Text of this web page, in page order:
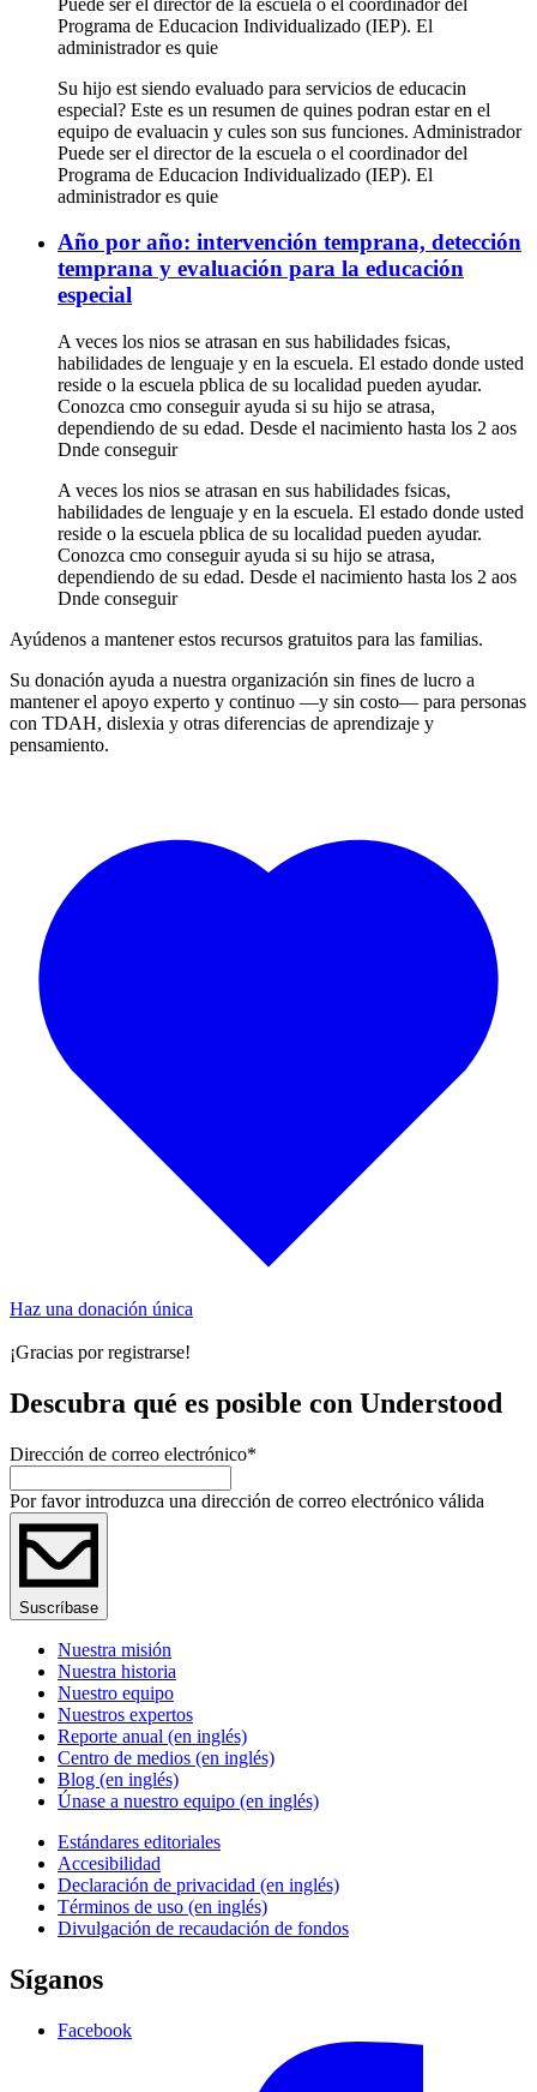
Programa de Educacion Individualizado (IEP). El
administrador es quie
Su hijo est siendo evaluado para servicios de educacin
especial? Este es un resumen de quines podran estar en el
equipo de evaluacin y cules son sus funciones. Administrador
Puede ser el director de la escuela o el coordinador del
Programa de Educacion Individualizado (IEP). El
administrador es quie
Año por año: intervención temprana, detección
temprana y evaluación para la educación
especial
A veces los nios se atrasan en sus habilidades fsicas,
habilidades de lenguaje y en la escuela. El estado donde usted
reside o la escuela pblica de su localidad pueden ayudar.
Conozca cmo conseguir ayuda si su hijo se atrasa,
dependiendo de su edad. Desde el nacimiento hasta los 2 aos
Dnde conseguir
A veces los nios se atrasan en sus habilidades fsicas,
habilidades de lenguaje y en la escuela. El estado donde usted
reside o la escuela pblica de su localidad pueden ayudar.
Conozca cmo conseguir ayuda si su hijo se atrasa,
dependiendo de su edad. Desde el nacimiento hasta los 2 aos
Dnde conseguir
Ayúdenos a mantener estos recursos gratuitos para las familias.
Su donación ayuda a nuestra organización sin fines de lucro a
mantener el apoyo experto y continuo —y sin costo— para personas
con TDAH, dislexia y otras diferencias de aprendizaje y
pensamiento.
Haz una donación única
¡Gracias por registrarse!
Descubra qué es posible con Understood
Dirección de correo electrónico*
Por favor introduzca una dirección de correo electrónico válida
Suscríbase
Nuestra misión
Nuestra historia
Nuestro equipo
Nuestros expertos
Reporte anual (en inglés)
Centro de medios (en inglés)
Blog (en inglés)
Únase a nuestro equipo (en inglés)
Estándares editoriales
Accesibilidad
Declaración de privacidad (en inglés)
Términos de uso (en inglés)
Divulgación de recaudación de fondos
Síganos
Facebook